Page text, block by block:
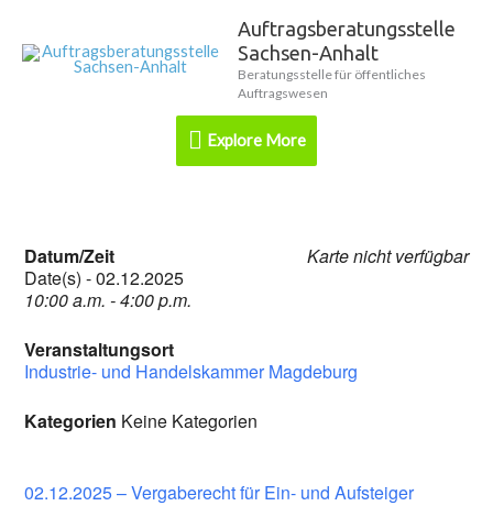
Inhalt
Auftragsberatungsstelle
Sachsen-Anhalt
Beratungsstelle für öffentliches
Auftragswesen
Explore
More
Explore More
Karte nicht verfügbar
Datum/Zeit
Date(s) - 02.12.2025
10:00 a.m. - 4:00 p.m.
Veranstaltungsort
Industrie- und Handelskammer Magdeburg
Kategorien Keine Kategorien
02.12.2025 – Vergaberecht für Ein- und Aufsteiger